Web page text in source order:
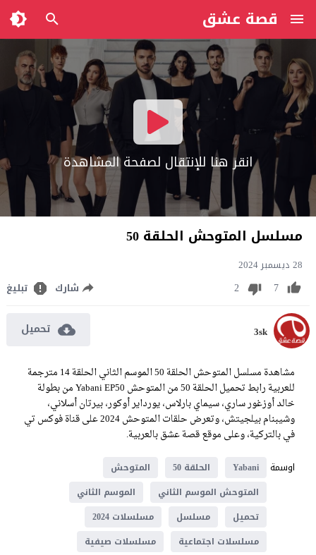
قصة عشق
انقر هنا للإنتقال لصفحة المشاهدة
مسلسل المتوحش الحلقة 50
28 ديسمبر 2024
7
2 شارك تبليغ
3sk تحميل
مشاهدة مسلسل المتوحش الحلقة 50 الموسم الثاني الحلقة 14 مترجمة
للعربية رابط تحميل الحلقة 50 من المتوحش Yabani EP50 من بطولة
خالد أوزغور ساري، سيماي بارلاس، يورداير أوكور، بيرتان أسلاني،
وشيبنام بيلجيتش، وتعرض حلقات المتوحش 2024 على قناة فوكس تي
في بالتركية، وعلى موقع قصة عشق بالعربية.
اوسمة
Yabani الحلقة 50
المتوحش
المتوحش الموسم الثاني
الموسم الثاني
تحميل
مسلسل
مسلسلات 2024
مسلسلات اجتماعية
مسلسلات صيفية